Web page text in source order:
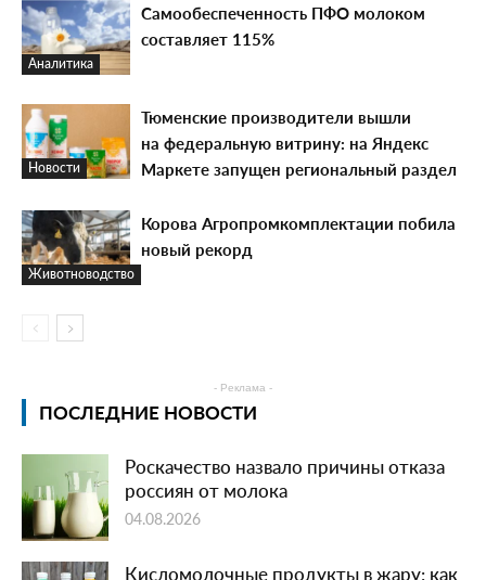
Аналитика
Самообеспеченность ПФО молоком
составляет 115%
Новости
Тюменские производители вышли
на федеральную витрину: на Яндекс
Маркете запущен региональный раздел
Животноводство
Корова Агропромкомплектации побила
новый рекорд
- Реклама -
ПОСЛЕДНИЕ НОВОСТИ
Роскачество назвало причины отказа
россиян от молока
04.08.2026
Кисломолочные продукты в жару: как